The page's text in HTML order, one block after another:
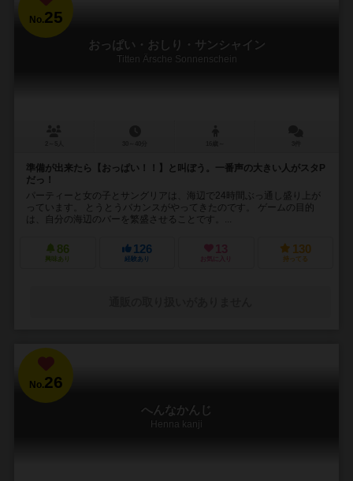
No.25
おっぱい・おしり・サンシャイン
Titten Ärsche Sonnenschein
準備が出来たら【おっぱい！！】と叫ぼう。一番声の大きい人がスタP
だっ！
パーティーと女の子とサングリアは、海辺で24時間ぶっ通し盛り上が
っています。 とうとうバカンスがやってきたのです。 ゲームの目的
は、自分の海辺のバーを繁盛させることです。...
86
興味あり
126
経験あり
13
お気に入り
130
持ってる
No.26
へんなかんじ
Henna kanji